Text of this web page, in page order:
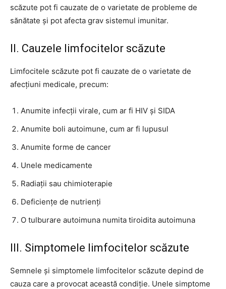
scăzute pot fi cauzate de o varietate de probleme de
sănătate și pot afecta grav sistemul imunitar.
II. Cauzele limfocitelor scăzute
Limfocitele scăzute pot fi cauzate de o varietate de
afecțiuni medicale, precum:
Anumite infecții virale, cum ar fi HIV și SIDA
Anumite boli autoimune, cum ar fi lupusul
Anumite forme de cancer
Unele medicamente
Radiații sau chimioterapie
Deficiențe de nutrienți
O tulburare autoimuna numita tiroidita autoimuna
III. Simptomele limfocitelor scăzute
Semnele și simptomele limfocitelor scăzute depind de
cauza care a provocat această condiție. Unele simptome